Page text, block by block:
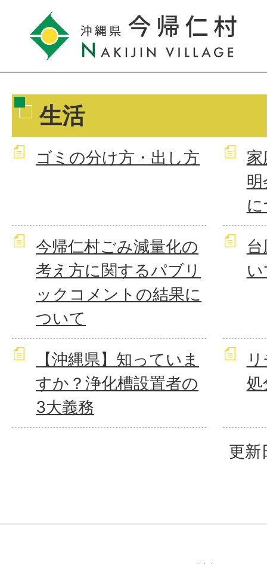
生活
ゴミの分け方・出し方
今帰仁村ごみ減量化の
考え方に関するパブリ
ックコメントの結果に
ついて
【沖縄県】知っていま
すか？浄化槽設置者の
3大義務
処
更新